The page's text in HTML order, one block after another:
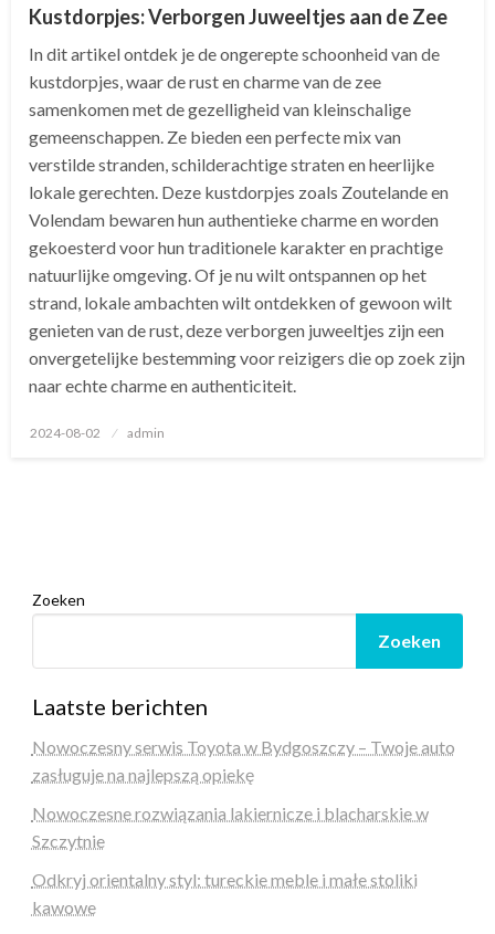
Kustdorpjes: Verborgen Juweeltjes aan de Zee
In dit artikel ontdek je de ongerepte schoonheid van de
kustdorpjes, waar de rust en charme van de zee
samenkomen met de gezelligheid van kleinschalige
gemeenschappen. Ze bieden een perfecte mix van
verstilde stranden, schilderachtige straten en heerlijke
lokale gerechten. Deze kustdorpjes zoals Zoutelande en
Volendam bewaren hun authentieke charme en worden
gekoesterd voor hun traditionele karakter en prachtige
natuurlijke omgeving. Of je nu wilt ontspannen op het
strand, lokale ambachten wilt ontdekken of gewoon wilt
genieten van de rust, deze verborgen juweeltjes zijn een
onvergetelijke bestemming voor reizigers die op zoek zijn
naar echte charme en authenticiteit.
Geplaatst
2024-08-02 admin
Zoeken
Zoeken
Laatste berichten
Nowoczesny serwis Toyota w Bydgoszczy – Twoje auto
zasługuje na najlepszą opiekę
Nowoczesne rozwiązania lakiernicze i blacharskie w
Szczytnie
Odkryj orientalny styl: tureckie meble i małe stoliki
kawowe